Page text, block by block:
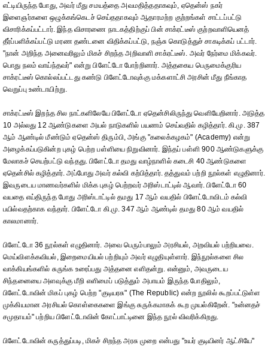
எட்டியிருந்த போது, அவர் மீது சமயத்தை அவமதித்ததாகவும், ஏதென்ஸ் நகர்
இளைஞர்களை ஒழுக்கங்கெடச் செய்ததாகவும் ஆதாரமற்ற குற்றங்கள் சாட்டப்பட்டு
விசாரிக்கப்பட்டார். இந்த விசாரணை நாடகத்திற்குப் பின் சாக்ரட்டீஸ் குற்றவாளியெனத்
தீர்ப்பளிக்கப்பட்டு மரண தண்டனை விதிக்கப்பட்டு, நஞ்சு கொடுத்துச் சாகடிக்கப் பட்டார்.
"நான் அறிந்த அனைவரிலும் மிகச் சிறந்த அறிவாளி சாக்ரட்டீஸ். அவர் நேர்மை மிக்கவர்.
பொது நலம் வாய்ந்தவர்" என்று பிளேட்டோ போற்றினார். அத்தகைய பெருமைக்குரிய
சாக்ரட்டீஸ் கொல்லப்பட்டது கண்டு பிளேட்டோவுக்கு மக்களாட்சி அரசின் மீது நீங்காத
வெறுப்பு உண்டாயிற்று.
சாக்ரட்டீஸ் இறந்த சில நாட்களிலேயே பிளேட்டோ ஏதென்சிலிருந்து வெளியேறினார். அடுத்த
10 அல்லது 12 ஆண்டுகளை அயல் நாடுகளில் பயணம் செய்வதில் கழித்தார். கி.மு. 387
ஆம் ஆண்டில் மீண்டும் ஏதென்ஸ் திரும்பி, அங்கு "கலைக்கழகம்" (Academy) என்று
அழைக்கப்படுகின்ற புகழ் பெற்ற பள்ளியை நிறுவினார். இந்தப் பள்ளி 900 ஆண்டுகளுக்கு
மேலாகச் செயற்பட்டு வந்தது. பிளேட்டோ தமது வாழ்நாளில் கடைசி 40 ஆண்டுகளை
ஏதென்சில் கழித்தார். அப்போது அவர் கல்வி கற்பித்தார். தத்துவம் பற்றி நூல்கள் எழுதினார்.
இவருடைய மாணவர்களில் மிக்க புகழ் பெற்றவர் அரிஸ்டாட்டில் ஆவார். பிளேட்டோ 60
வயதை எய்திருந்த போது அரிஸ்டாட்டில் தமது 17 ஆம் வயதில் பிளேட்டோவிடம் கல்வி
பயில்வதற்காக வந்தார். பிளேட்டோ கி.மு. 347 ஆம் ஆண்டில் தமது 80 ஆம் வயதில்
காலமானார்.
பிளேட்டோ 36 நூல்கள் எழுதினார். அவை பெரும்பாலும் அரசியல், அறவியல் பற்றியவை.
மெய்விளக்கவியல், இறைமையியல் பற்றியும் அவர் எழுதியுள்ளார். இந்நூல்களை சில
வாக்கியங்களில் சுருங்க உரைப்பது அத்தனை எளிதன்று. என்னும், அவருடைய
சிந்தனையை அளவுக்கு மீறி எளிமைப் படுத்தும் அபாயம் இருந்த போதிலும்,
பிளேட்டோவின் மிகப் புகழ் பெற்ற "குடியரசு" (The Republic) என்ற நூலில் கூறப்பட்டுள்ள
முக்கியமான அரசியல் கொள்கைகளை இங்கு சுருக்கமாகக் கூற முயல்கிறேன். "உன்னதச்
சமுதாயம்" பற்றிய பிளேட்டோவின் கோட்பாட்டினை இந்த நூல் விவரிக்கிறது.
பிளேட்டோவின் கருத்துப்படி, மிகச் சிறந்த அரசு முறை என்பது "உயர் குடியினர் ஆட்சியே"